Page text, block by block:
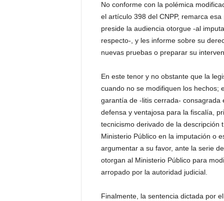
No conforme con la polémica
el artículo 398 del CNPP, remarca
preside la audiencia otorgue -al
respecto-, y les informe sobre su
nuevas pruebas o preparar su
En este tenor y no obstante que la
cuando no se modifiquen los hechos;
garantía de -litis cerrada- consagrada
defensa y ventajosa para la fiscalía,
tecnicismo derivado de la descripción
Ministerio Público en la imputación o
argumentar a su favor, ante la serie
otorgan al Ministerio Público para
arropado por la autoridad judicial.
Finalmente, la sentencia dictada por